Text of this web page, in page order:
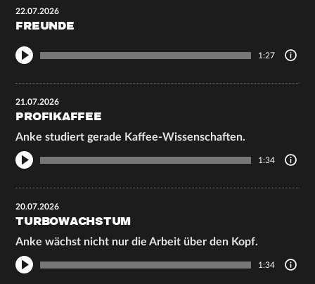
22.07.2026
FREUNDE
1:27
21.07.2026
PROFIKAFFEE
Anke studiert gerade Kaffee-Wissenschaften.
1:34
20.07.2026
TURBOWACHSTUM
Anke wächst nicht nur die Arbeit über den Kopf.
1:34